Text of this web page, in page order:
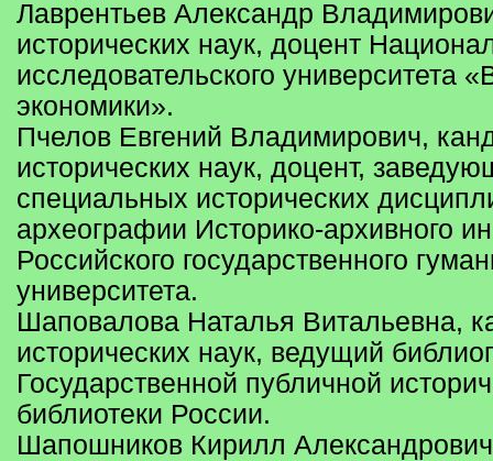
Лаврентьев Александр
исторических наук, доцент
исследовательского университета
экономики».
Пчелов Евгений Владимирович,
исторических наук, доцент,
специальных исторических
археографии Историко-архивного
Российского государственного
университета.
Шаповалова Наталья Витальевна,
исторических наук, ведущий
Государственной публичной
библиотеки России.
Шапошников Кирилл